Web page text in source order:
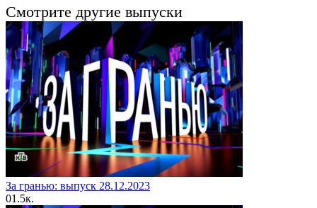
Смотрите другие выпуски
За гранью: выпуск 28.12.2023
01.5к.